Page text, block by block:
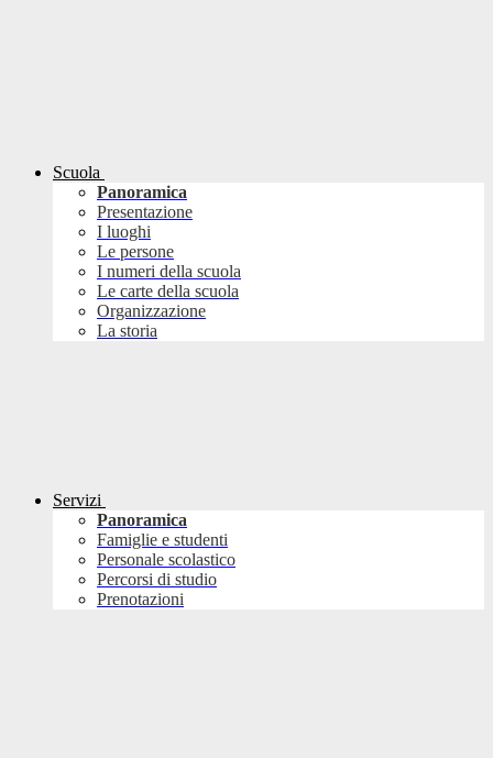
Scuola
Panoramica
Presentazione
I luoghi
Le persone
I numeri della scuola
Le carte della scuola
Organizzazione
La storia
Servizi
Panoramica
Famiglie e studenti
Personale scolastico
Percorsi di studio
Prenotazioni